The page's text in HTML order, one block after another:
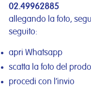
02.49962885
allegando la foto,
seguito:
apri Whatsapp
scatta la foto del
procedi con l’invio